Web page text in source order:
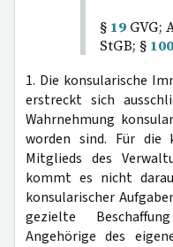
§ 19 GVG;
StGB; §
1. Die konsularische
erstreckt sich
Wahrnehmung
worden sind. Für die
Mitglieds des
kommt es nicht
konsularischer
gezielte
Angehörige des